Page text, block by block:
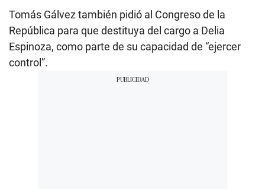
Tomás Gálvez también pidió al Congreso de la
República para que destituya del cargo a Delia
Espinoza, como parte de su capacidad de “ejercer
control”.